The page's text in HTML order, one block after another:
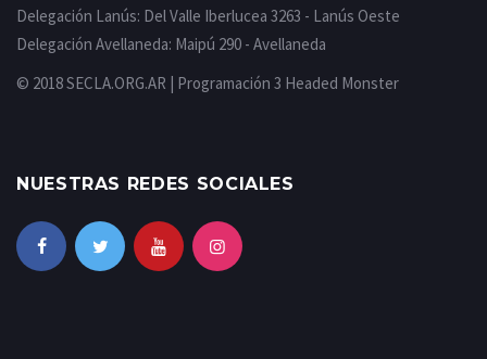
Delegación Lanús: Del Valle Iberlucea 3263 - Lanús Oeste
Delegación Avellaneda: Maipú 290 - Avellaneda
© 2018 SECLA.ORG.AR | Programación 3 Headed Monster
NUESTRAS REDES SOCIALES